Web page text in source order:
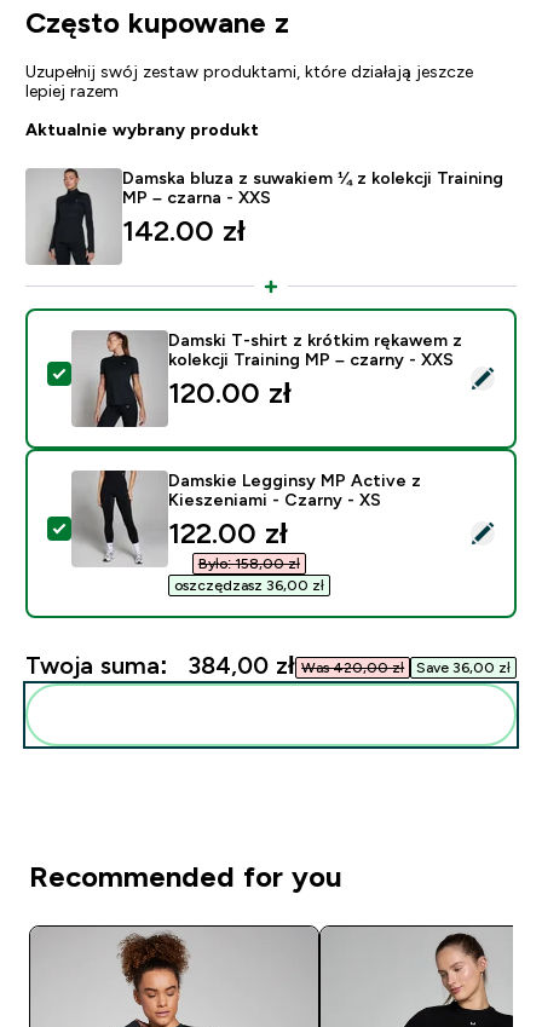
Często kupowane z
Uzupełnij swój zestaw produktami, które działają jeszcze
lepiej razem
Aktualnie wybrany produkt
Damska bluza z suwakiem ¼ z kolekcji Training
MP – czarna - XXS
142.00 zł‎
Wybierz ten produkt - Damski T-shirt z krótkim
Damski T-shirt z krótkim rękawem z
kolekcji Training MP – czarny - XXS
120.00 zł‎
Wybierz ten produkt - Damskie Legginsy MP Active z
Damskie Legginsy MP Active z
Kieszeniami - Czarny - XS
discounted price
122.00 zł‎
Było: 158,00 zł‎
oszczędzasz 36,00 zł‎
Twoja suma: 384,00 zł‎ Was 420,00 zł‎ Save 36,00 zł‎
Recommended for you